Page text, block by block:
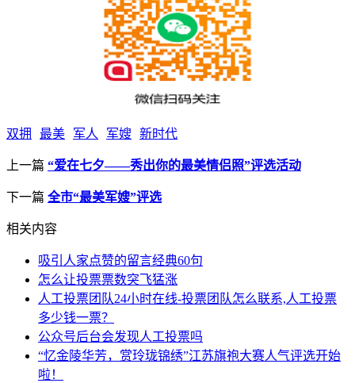
双拥 最美 军人 军嫂 新时代
上一篇 “爱在七夕——秀出你的最美情侣照”评选活动
下一篇 全市“最美军嫂”评选
相关内容
吸引人家点赞的留言经典60句
怎么让投票票数突飞猛涨
人工投票团队24小时在线-投票团队怎么联系,人工投票
多少钱一票？
公众号后台会发现人工投票吗
“忆金陵华芳，赏玲珑锦绣”江苏旗袍大赛人气评选开始
啦！